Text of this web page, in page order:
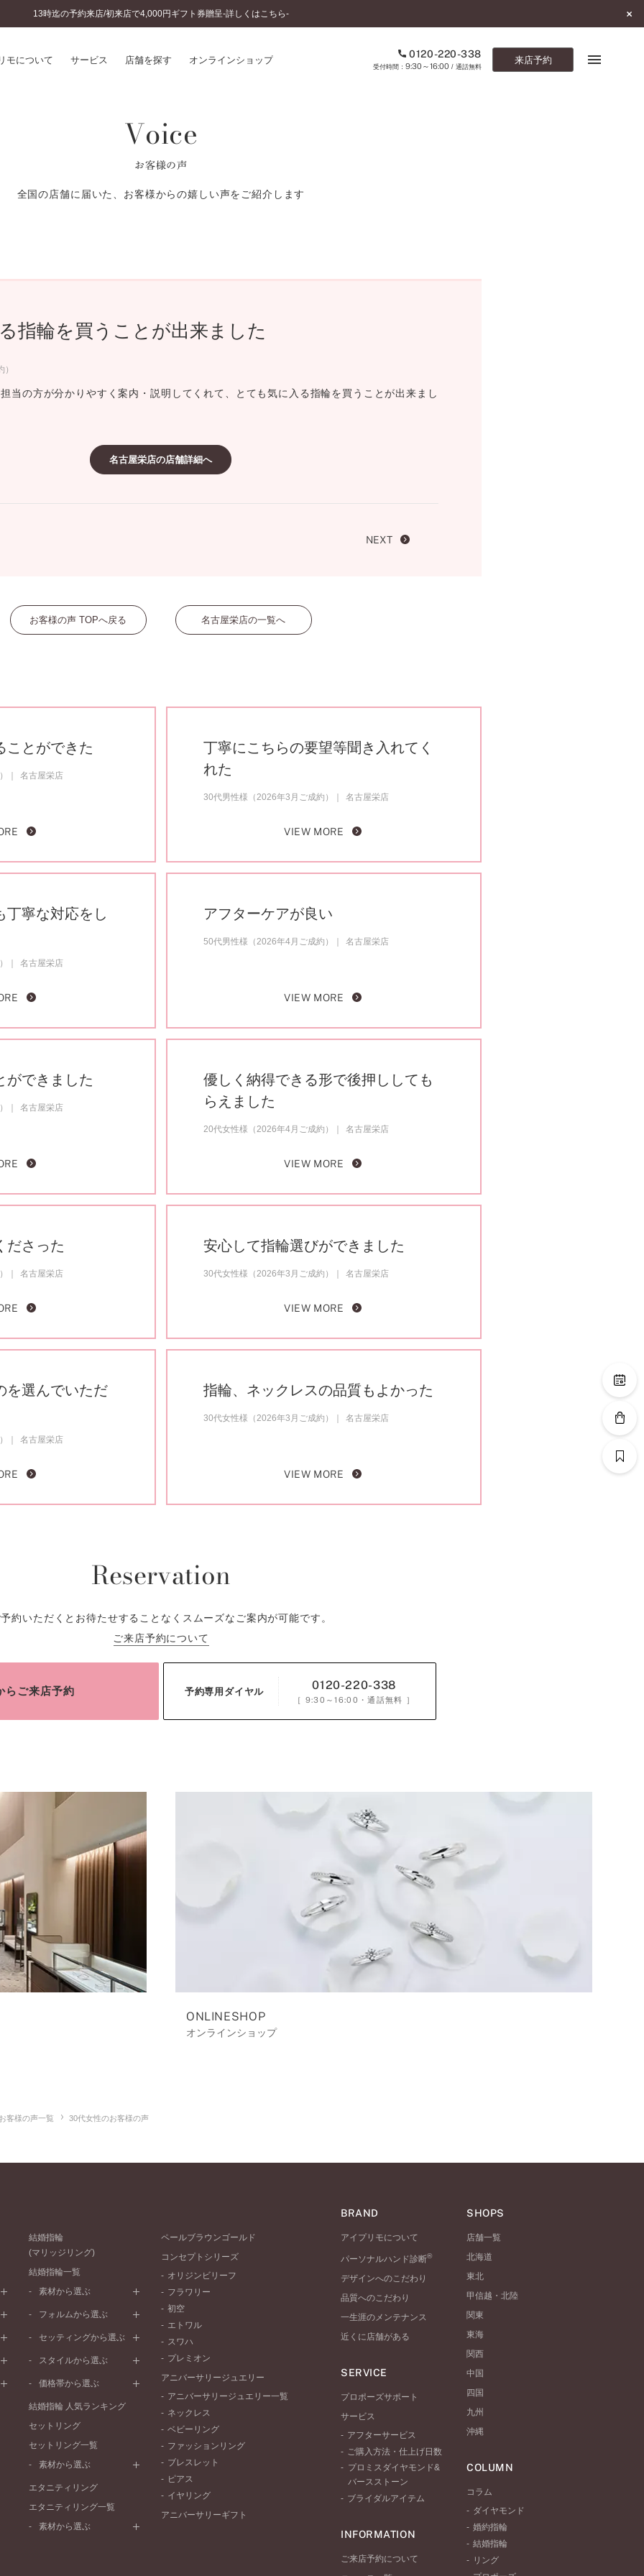
13時迄の予約来店/初来店で4,000円ギフト券贈呈-詳しくはこちら-
モについて サービス 店舗を探す オンラインショップ 0120-220-338
9:30～16:00/ 通話無料
来店予約
のこだわり
スダイヤモンド&バースストー
ーズサポート
婚約指輪とは
結婚指輪とは
セットリングとは
ショップブログ
Voice
お客様の声
全国の店舗に届いた、お客様からの嬉しい声をご紹介します
指輪を買うことが出来ました
当の方が分かりやすく案内・説明してくれて、とても気に入る指輪を買うことが出来まし
名古屋栄店の店舗詳細へ
NEXT
お客様の声 TOPへ戻る 名古屋栄店の一覧へ
ことができた
名古屋栄店
丁寧にこちらの要望等聞き入れてく
れた
30代男性様（2026年3月ご成約） 名古屋栄店
VIEW MORE
丁寧な対応をし
名古屋栄店
アフターケアが良い
50代男性様（2026年4月ご成約） 名古屋栄店
VIEW MORE
ができました
名古屋栄店
優しく納得できる形で後押ししても
らえました
20代女性様（2026年4月ご成約） 名古屋栄店
VIEW MORE
ださった
名古屋栄店
安心して指輪選びができました
30代女性様（2026年3月ご成約） 名古屋栄店
VIEW MORE
を選んでいただ
名古屋栄店
指輪、ネックレスの品質もよかった
30代女性様（2026年3月ご成約） 名古屋栄店
VIEW MORE
Reservation
約いただくとお待たせすることなくスムーズなご案内が可能です。
ご来店予約について
らご来店予約 予約専用ダイヤル 0120-220-338
［ 9:30～16:00 ・通話無料 ］
ONLINESHOP
オンラインショップ
客様の声一覧 30代女性のお客様の声
結婚指輪
(マリッジリング)
結婚指輪一覧
素材から選ぶ
プラチナ
ピンクゴールド
ペールブラウンゴールド
フォルムから選ぶ
ストレートライン
V字ライン
セッティングから選ぶ
プレーン
セベラルメレ
ラインメレ
スタイルから選ぶ
シンプル
モード
エレガント
ゴージャス
価格帯から選ぶ
50万円～
20万円～30万円
10万円～20万円
結婚指輪 人気ランキング
セットリング
セットリング一覧
素材から選ぶ
プラチナ
ペールブラウンゴールド
エタニティリング
エタニティリング一覧
素材から選ぶ
ペールブラウンゴールド
コンセプトシリーズ
オリジンビリーフ
フラワリー
初空
エトワル
スワハ
プレミオン
アニバーサリージュエリー
アニバーサリージュエリー一覧
ネックレス
ベビーリング
ファッションリング
ブレスレット
ピアス
イヤリング
アニバーサリーギフト
BRAND
アイプリモについて
パーソナルハンド診断®
デザインへのこだわり
品質へのこだわり
一生涯のメンテナンス
近くに店舗がある
SERVICE
プロポーズサポート
サービス
アフターサービス
ご購入方法・仕上げ日数
プロミスダイヤモンド&
バースストーン
ブライダルアイテム
INFORMATION
ご来店予約について
SHOPS
店舗一覧
北海道
東北
甲信越・北陸
関東
東海
関西
中国
四国
九州
沖縄
COLUMN
コラム
ダイヤモンド
婚約指輪
結婚指輪
リング